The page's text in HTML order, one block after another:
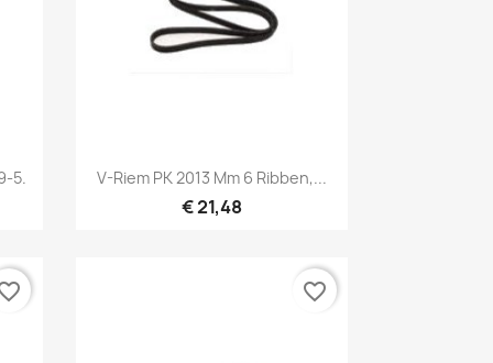
5. Snel bekijken
V-Riem PK 2013 Mm 6 Ribben,...
€ 21,48
favorite_border